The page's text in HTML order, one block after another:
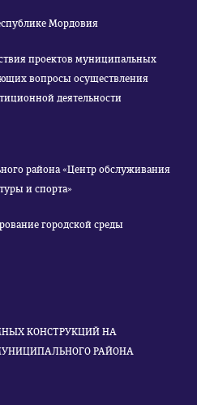
Мордовия
проектов муниципальных
вопросы осуществления
деятельности
района «Центр обслуживания
и спорта»
городской среды
КОНСТРУКЦИЙ НА
РАЙОНА